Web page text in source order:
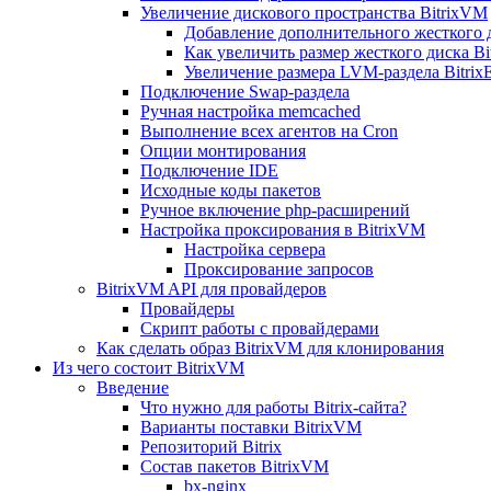
Увеличение дискового пространства BitrixVM
Добавление дополнительного
Как увеличить размер жесткого диска
Увеличение размера LVM-раздела
Подключение Swap-раздела
Ручная настройка memcached
Выполнение всех агентов на Cron
Опции монтирования
Подключение IDE
Исходные коды пакетов
Ручное включение php-расширений
Настройка проксирования в BitrixVM
Настройка сервера
Проксирование запросов
BitrixVM API для провайдеров
Провайдеры
Скрипт работы с провайдерами
Как сделать образ BitrixVM для клонирования
Из чего состоит BitrixVM
Введение
Что нужно для работы Bitrix-сайта?
Варианты поставки BitrixVM
Репозиторий Bitrix
Состав пакетов BitrixVM
bx-nginx